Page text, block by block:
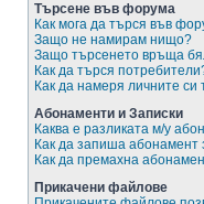
Търсене във форума
Как мога да търся във
Защо не намирам нищо?
Защо търсенето връща
Как да търся
Как да намеря личните
Абонаменти и Записки
Каква е разликата м/у
Как да запиша
Как да премахна
Прикачени файлове